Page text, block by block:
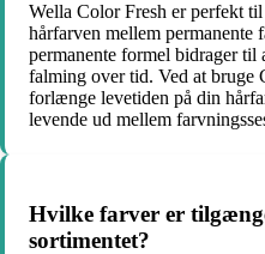
Wella Color Fresh er perfekt
hårfarven mellem permanente
permanente formel bidrager til
falming over tid. Ved at bruge
forlænge levetiden på din
levende ud mellem
Hvilke farver er
sortimentet?